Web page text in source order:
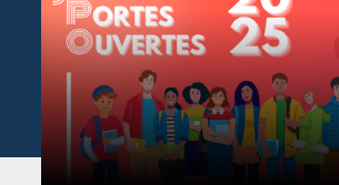
Commerce
Comptabilité - Gestion
Développement durable
Hôtellerie - Cafés -
Tourisme